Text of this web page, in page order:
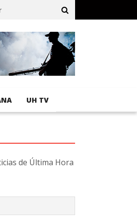
en obras de terracería
UH TV
de Última Hora